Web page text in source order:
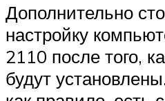
Дополнительно
настройку
2110 после того,
будут